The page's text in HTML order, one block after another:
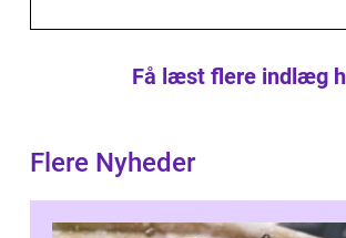
Få læst flere indlæg
Flere Nyheder